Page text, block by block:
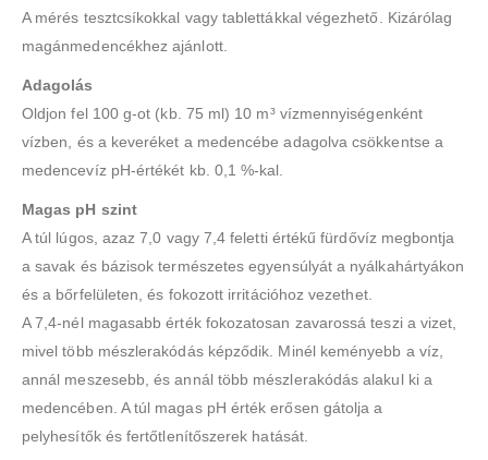
A mérés tesztcsíkokkal vagy tablettákkal végezhető. Kizárólag
magánmedencékhez ajánlott.
Adagolás
Oldjon fel 100 g-ot (kb. 75 ml) 10 m³ vízmennyiségenként
vízben, és a keveréket a medencébe adagolva csökkentse a
medencevíz pH-értékét kb. 0,1 %-kal.
Magas pH szint
A túl lúgos, azaz 7,0 vagy 7,4 feletti értékű fürdővíz megbontja
a savak és bázisok természetes egyensúlyát a nyálkahártyákon
és a bőrfelületen, és fokozott irritációhoz vezethet.
A 7,4-nél magasabb érték fokozatosan zavarossá teszi a vizet,
mivel több mészlerakódás képződik. Minél keményebb a víz,
annál meszesebb, és annál több mészlerakódás alakul ki a
medencében. A túl magas pH érték erősen gátolja a
pelyhesítők és fertőtlenítőszerek hatását.